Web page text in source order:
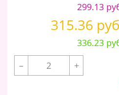
299.13
315.36
336.23
–
+